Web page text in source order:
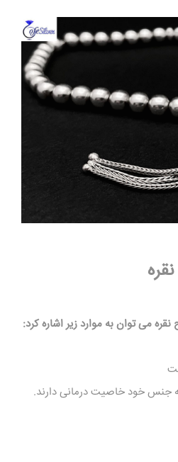
می توان به موارد زیر اشاره کرد:
جنس خود خاصیت درمانی دارند.